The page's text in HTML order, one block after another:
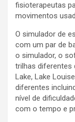
fisioterapeutas
movimentos
O simulador de
com um par de
o simulador, o
trilhas diferentes
Lake, Lake
diferentes
nível de
com o tempo e